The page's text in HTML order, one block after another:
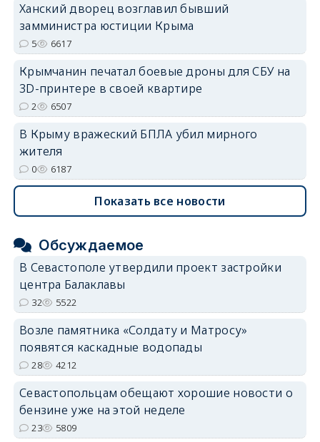
Ханский дворец возглавил бывший
замминистра юстиции Крыма
5 6617
Крымчанин печатал боевые дроны для СБУ на
3D-принтере в своей квартире
2 6507
В Крыму вражеский БПЛА убил мирного
жителя
0 6187
Показать все новости
Обсуждаемое
В Севастополе утвердили проект застройки
центра Балаклавы
32 5522
Возле памятника «Солдату и Матросу»
появятся каскадные водопады
28 4212
Севастопольцам обещают хорошие новости о
бензине уже на этой неделе
23 5809